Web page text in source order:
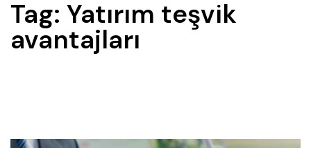
Tag: Yatırım teşvik
avantajları